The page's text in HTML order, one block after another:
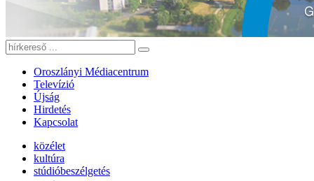
Oroszlányi Médiacentrum
Televízió
Újság
Hirdetés
Kapcsolat
közélet
kultúra
stúdióbeszélgetés